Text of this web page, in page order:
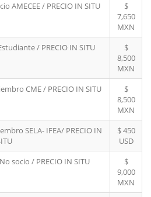
AMECEE / PRECIO IN SITU
$
7,650
MXN
/ PRECIO IN SITU
$
8,500
MXN
CME / PRECIO IN SITU
$
8,500
MXN
SELA- IFEA/ PRECIO IN
$ 450
USD
socio / PRECIO IN SITU
$
9,000
MXN